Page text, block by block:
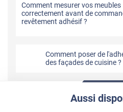
Comment mesurer vos meubles
correctement avant de
revêtement adhésif ?
Comment poser de
des façades de cuisine ?
Aussi